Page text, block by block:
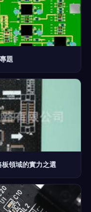
題
領域的實力之選